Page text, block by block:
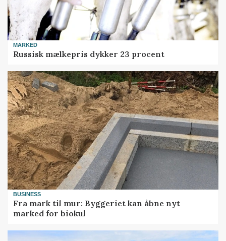
MARKED
Russisk mælkepris dykker 23 procent
BUSINESS
Fra mark til mur: Byggeriet kan åbne nyt
marked for biokul